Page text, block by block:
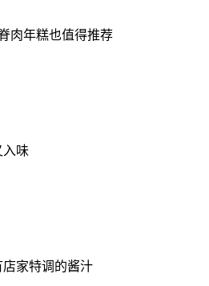
肉年糕也值得推荐
入味
家特调的酱汁